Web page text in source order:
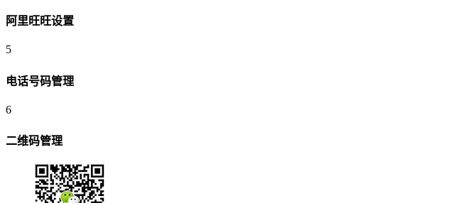
阿里旺旺设置
5
电话号码管理
6
二维码管理